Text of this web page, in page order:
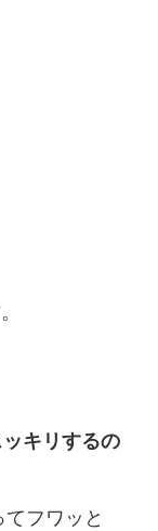
キリするの
フワッと